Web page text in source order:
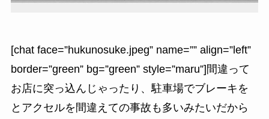
[chat face=”hukunosuke.jpeg” name=”” align=”left”
border=”green” bg=”green” style=”maru”]間違って
お店に突っ込んじゃったり、駐車場でブレーキを
とアクセルを間違えての事故も多いみたいだから